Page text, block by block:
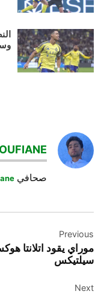
الطائي
النصر
السعودي
صحافي
المقالات
Previous
موراي يقود
سيلتيكس
Next